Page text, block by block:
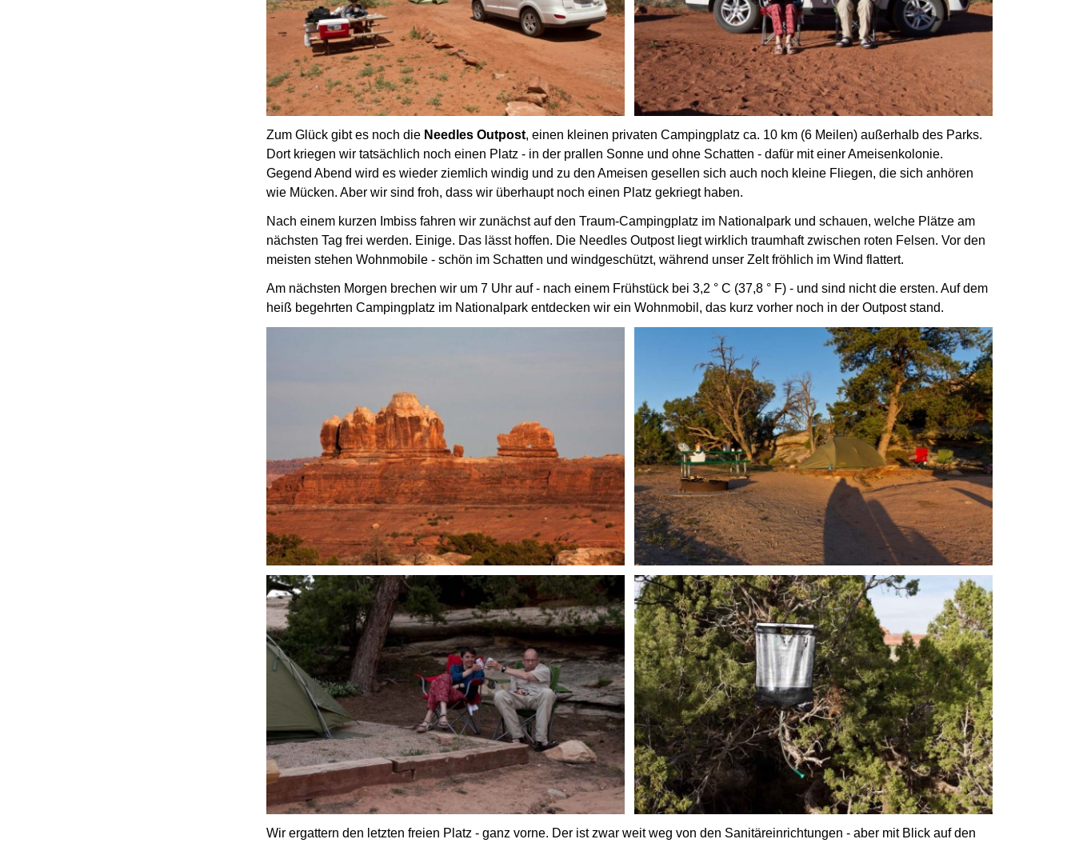
Zum Glück gibt es noch die Needles Outpost, einen kleinen privaten Campingplatz ca. 10 km (6 Meilen) außerhalb des Parks.
Dort kriegen wir tatsächlich noch einen Platz - in der prallen Sonne und ohne Schatten - dafür mit einer Ameisenkolonie.
Gegend Abend wird es wieder ziemlich windig und zu den Ameisen gesellen sich auch noch kleine Fliegen,die sich anhören
wie Mücken.Aber wir sind froh, dass wir überhaupt noch einen Platz gekriegt haben.
Nach einem kurzen Imbiss fahren wir zunächst auf den Traum-Campingplatz im Nationalpark und schauen,welche Plätze am
nächsten Tag frei werden. Einige. Das lässt hoffen. Die Needles Outpost liegt wirklich traumhaft zwischen roten Felsen.Vor den
meisten stehen Wohnmobile - schön im Schatten und windgeschützt, während unser Zelt fröhlich im Wind flattert.
Am nächsten Morgen brechen wir um 7 Uhr auf - nach einem Frühstück bei 3,2 ° C (37,8 ° F) - und sind nicht die ersten.Auf dem
heiß begehrten Campingplatz im Nationalpark entdecken wir ein Wohnmobil, das kurz vorher noch in der Outpost stand.
Wir ergattern den letzten freien Platz - ganz vorne. Der ist zwar weit weg von den Sanitäreinrichtungen - aber mit Blick auf den